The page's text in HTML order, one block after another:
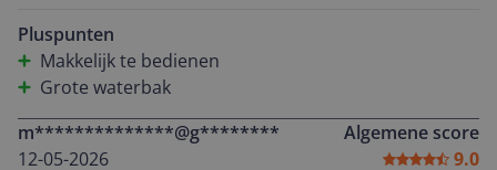
zeggen dan dat ik er zeer tevreden mee ben. De
watertank is zeer eenvoudig te vullen en in 2 minuten
is de stoomgenerator klaar voor gebruik. Het strijken
scheiden in katoen, synthetisch, linnen etc. Je kunt
gewoon alles door elkaar strijken zonder dat de was
Pluspunten
Makkelijk te bedienen
Grote waterbak
m**************@g********
12-05-2026
Algemene score
9.0